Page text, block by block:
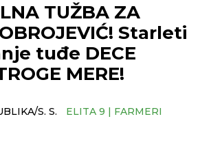
TUŽBA ZA
Starleti
tuđe DECE
MERE!
S. S. ELITA 9 | FARMERI